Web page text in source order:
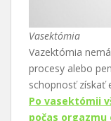
Vasektómia
Vazektómia
procesy alebo
schopnosť získať
Po vasektómii
počas orgazmu